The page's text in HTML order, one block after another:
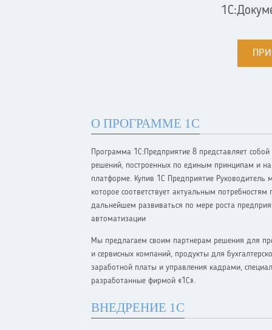
О ПРОГРАММЕ 1С
Программа 1С:Предприятие 8 представляет
решений, построенных по единым принципам и на
платформе. Купив 1С Предприятие Руководитель
которое соответствует актуальным
дальнейшем развиваться по мере роста
автоматизации
Мы предлагаем своим партнерам решения для
и сервисных компаний, продукты для
заработной платы и управления кадрами,
разработанные фирмой «1С».
ВНЕДРЕНИЕ 1С